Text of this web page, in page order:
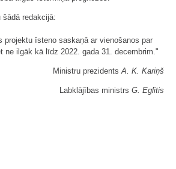
redakcijā:
projektu īsteno saskaņā ar vienošanos par
ne ilgāk kā līdz 2022. gada 31. decembrim."
Ministru prezidentsA. K. Kariņš
Labklājības ministrs G. Eglītis